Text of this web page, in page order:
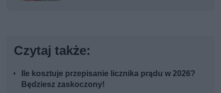
Czytaj także:
Ile kosztuje przepisanie licznika prądu w 2026?
Będziesz zaskoczony!